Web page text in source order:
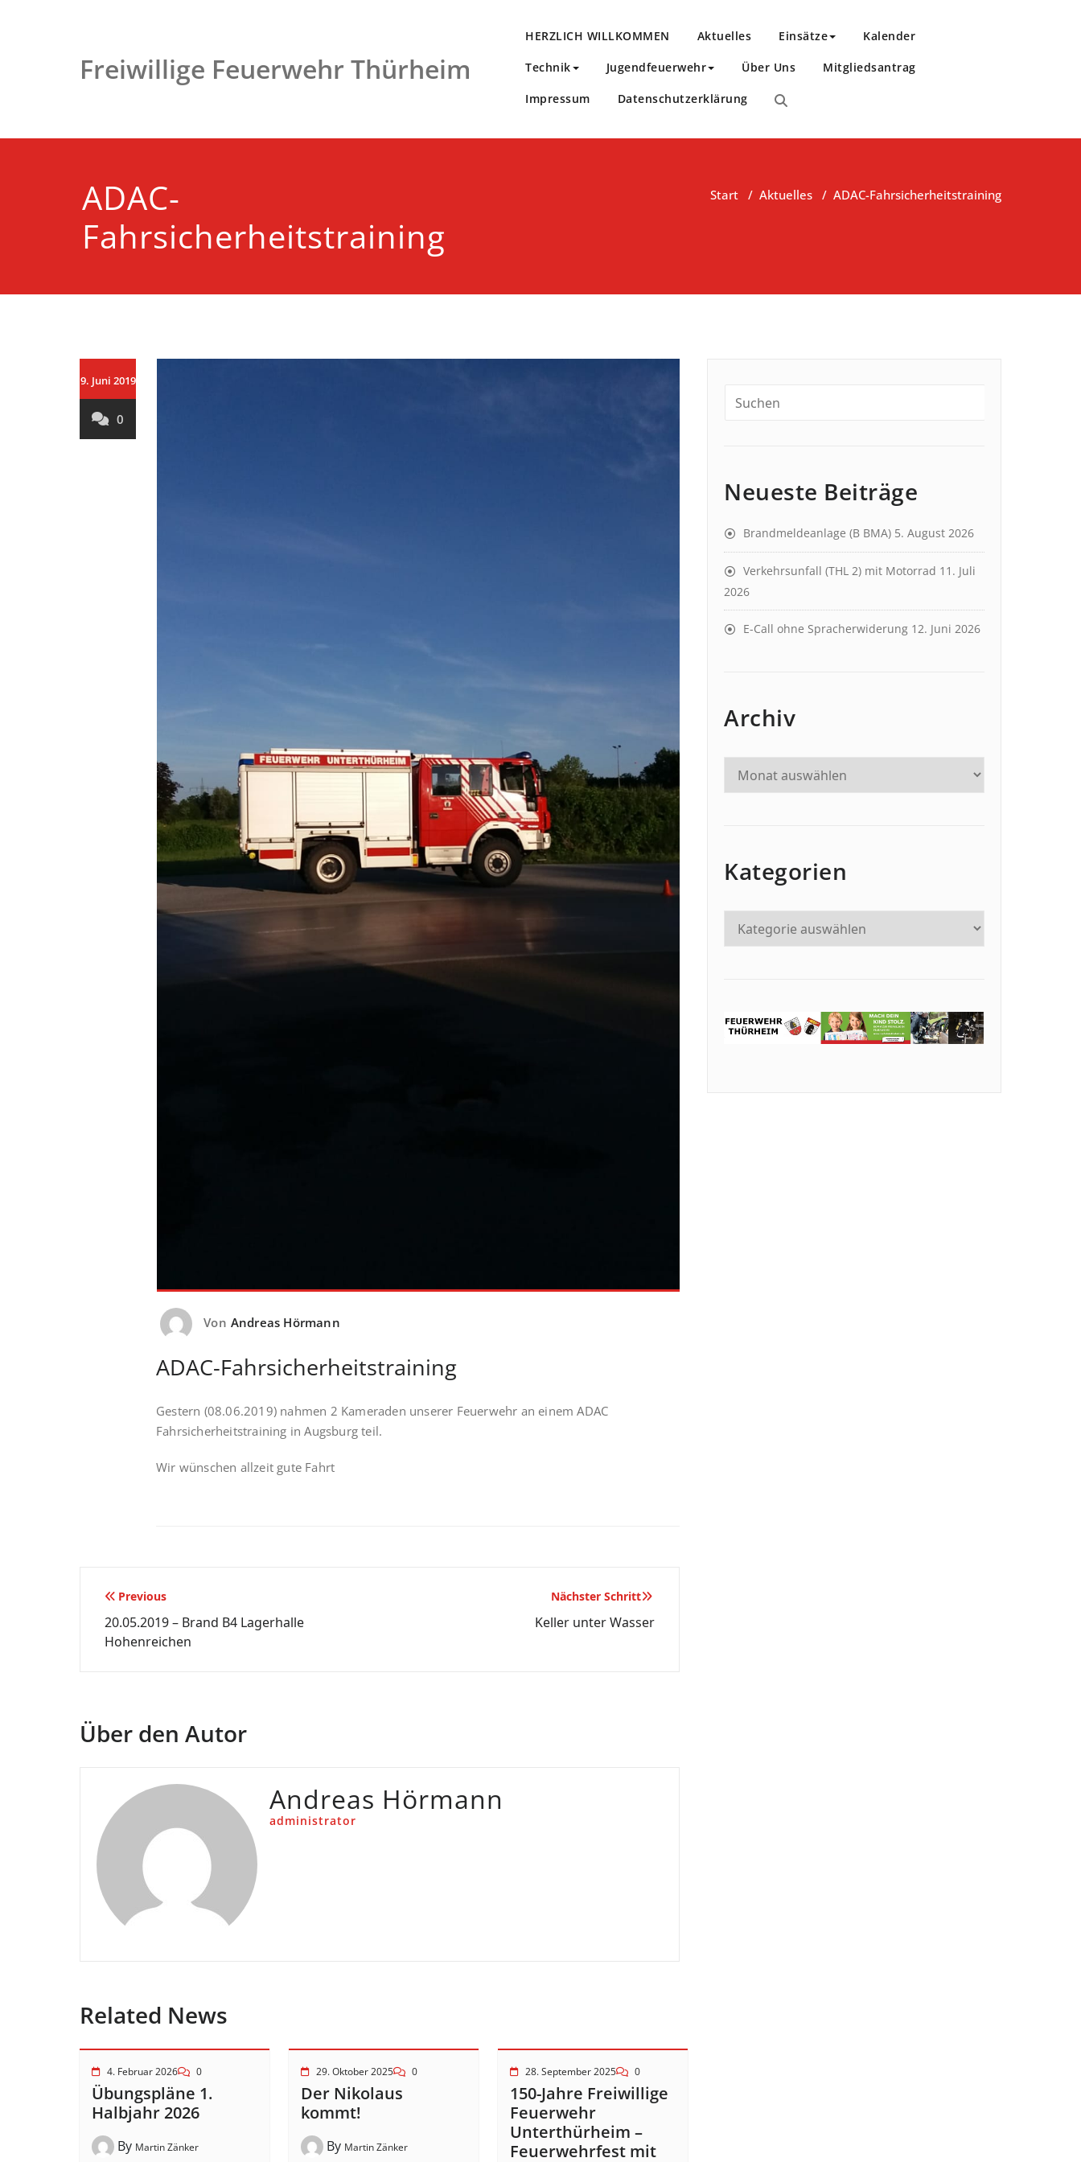
Freiwillige Feuerwehr Thürheim
HERZLICH WILLKOMMEN Aktuelles Einsätze Kalender
Technik Jugendfeuerwehr Über Uns Mitgliedsantrag
Impressum Datenschutzerklärung
ADAC-
Fahrsicherheitstraining
Start / Aktuelles / ADAC-Fahrsicherheitstraining
9. Juni 2019
0
Von Andreas Hörmann
ADAC-Fahrsicherheitstraining
Gestern (08.06.2019) nahmen 2 Kameraden unserer Feuerwehr an einem ADAC
Fahrsicherheitstraining in Augsburg teil.
Wir wünschen allzeit gute Fahrt
Beitragsnavigation
Previous
20.05.2019 – Brand B4 Lagerhalle
Hohenreichen
Nächster Schritt
Keller unter Wasser
Über den Autor
Andreas Hörmann
administrator
Related News
4. Februar 2026 0
Übungspläne 1.
Halbjahr 2026
By Martin Zänker
29. Oktober 2025 0
Der Nikolaus
kommt!
By Martin Zänker
28. September 2025 0
150-Jahre Freiwillige
Feuerwehr
Unterthürheim –
Feuerwehrfest mit
Neueste Beiträge
Brandmeldeanlage (B BMA) 5. August 2026
Verkehrsunfall (THL 2) mit Motorrad 11. Juli
2026
E-Call ohne Spracherwiderung 12. Juni 2026
Archiv
Kategorien